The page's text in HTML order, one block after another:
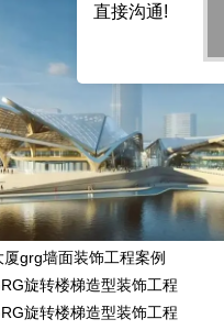
grg墙面装饰工程案例
旋转楼梯造型装饰工程
旋转楼梯造型装饰工程
直接沟通!